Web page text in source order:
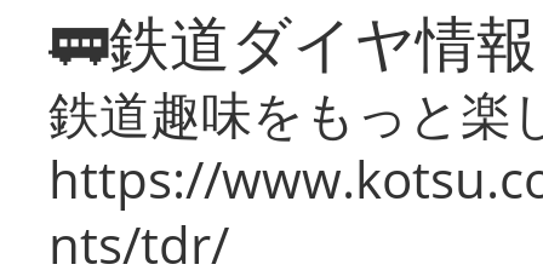
🚃鉄道ダイヤ情
鉄道趣味をもっと楽
https://
nts/tdr/